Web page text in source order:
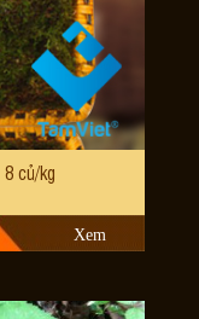
củ/kg
Xem